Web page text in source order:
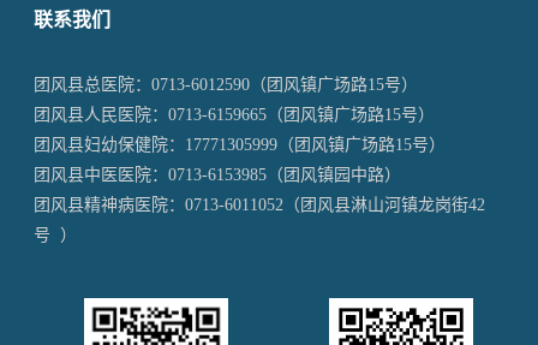
联系我们
团风县总医院：0713-6012590 （团风镇广场路15号）
团风县人民医院：0713-6159665 （团风镇广场路15号）
团风县妇幼保健院： 17771305999 （团风镇广场路15号）
团风县中医医院：0713-6153985 （团风镇园中路）
团风县精神病医院：0713-6011052 （团风县淋山河镇龙岗街42
号 ）